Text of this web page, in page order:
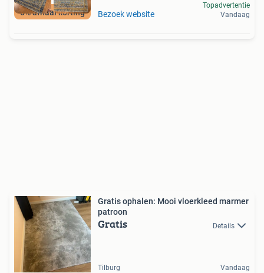
5% afhaal korting Bezoek website
Topadvertentie
Vandaag
Gratis ophalen: Mooi vloerkleed marmer
patroon
Gratis Details
Tilburg Vandaag